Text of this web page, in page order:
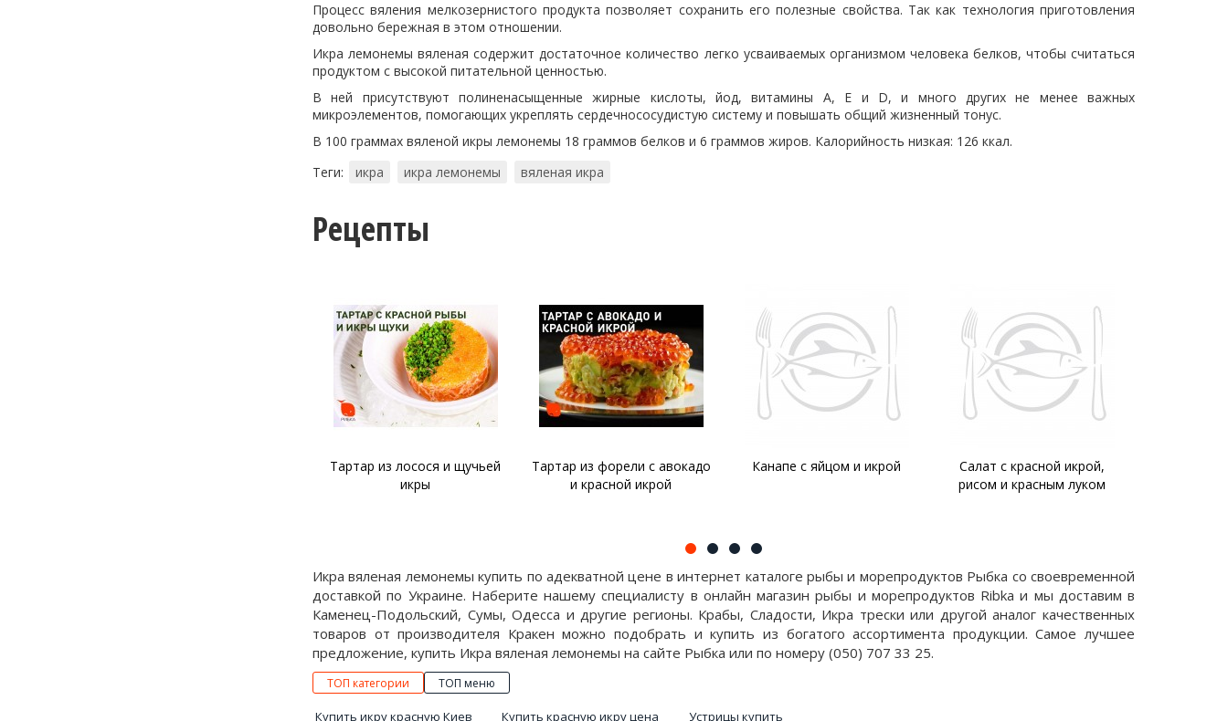
Процесс вяления мелкозернистого продукта позволяет сохранить его полезные свойства. Так как технология приготовления
довольно бережная в этом отношении.
Икра лемонемы вяленая содержит достаточное количество легко усваиваемых организмом человека белков, чтобы считаться
продуктом с высокой питательной ценностью.
В ней присутствуют полиненасыщенные жирные кислоты, йод, витамины А, Е и D, и много других не менее важных
микроэлементов, помогающих укреплять сердечнососудистую систему и повышать общий жизненный тонус.
В 100 граммах вяленой икры лемонемы 18 граммов белков и 6 граммов жиров. Калорийность низкая: 126 ккал.
Теги:
икра икра лемонемы вяленая икра
Рецепты
Тартар из форели с авокадо
и красной икрой
Канапе с яйцом и икрой
Салат с красной икрой,
Огуречный суп
Икра вяленая лемонемы купить по адекватной цене в интернет каталоге рыбы и морепродуктов Рыбка со своевременной
доставкой по Украине. Наберите нашему специалисту в онлайн магазин рыбы и морепродуктов Ribka и мы доставим в
Каменец-Подольский, Сумы, Одесса и другие регионы. Крабы, Сладости, Икра трески или другой аналог качественных
товаров от производителя Кракен можно подобрать и купить из богатого ассортимента продукции. Самое лучшее
предложение, купить Икра вяленая лемонемы на сайте Рыбка или по номеру (050) 707 33 25.
ТОП категории ТОП меню
Купить икру красную Киев Купить красную икру цена Устрицы купить